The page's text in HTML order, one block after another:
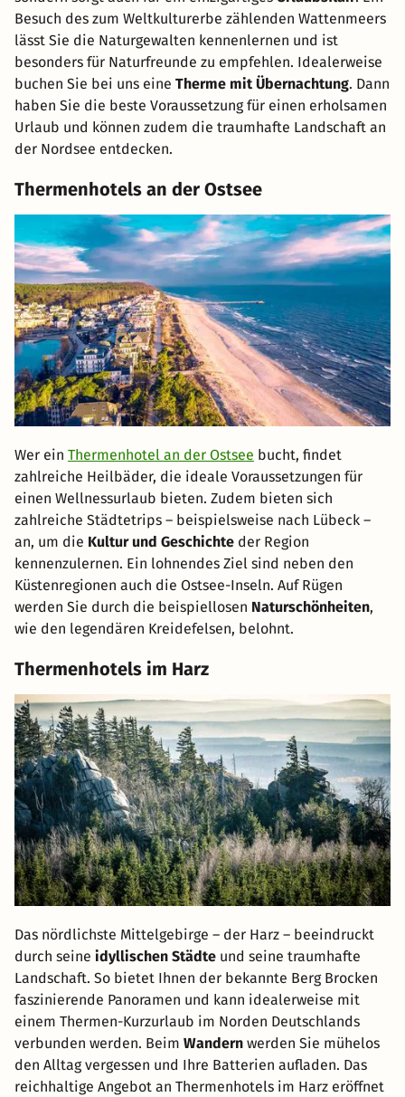
Besuch des zum Weltkulturerbe zählenden Wattenmeers
lässt Sie die Naturgewalten kennenlernen und ist
besonders für Naturfreunde zu empfehlen. Idealerweise
buchen Sie bei uns eine Therme mit Übernachtung. Dann
haben Sie die beste Voraussetzung für einen erholsamen
Urlaub und können zudem die traumhafte Landschaft an
der Nordsee entdecken.
Thermenhotels an der Ostsee
Wer ein Thermenhotel an der Ostsee bucht, findet
zahlreiche Heilbäder, die ideale Voraussetzungen für
einen Wellnessurlaub bieten. Zudem bieten sich
zahlreiche Städtetrips – beispielsweise nach Lübeck –
an, um die Kultur und Geschichte der Region
kennenzulernen. Ein lohnendes Ziel sind neben den
Küstenregionen auch die Ostsee-Inseln. Auf Rügen
werden Sie durch die beispiellosen Naturschönheiten,
wie den legendären Kreidefelsen, belohnt.
Thermenhotels im Harz
Das nördlichste Mittelgebirge – der Harz – beeindruckt
durch seine idyllischen Städte und seine traumhafte
Landschaft. So bietet Ihnen der bekannte Berg Brocken
faszinierende Panoramen und kann idealerweise mit
einem Thermen-Kurzurlaub im Norden Deutschlands
verbunden werden. Beim Wandern werden Sie mühelos
den Alltag vergessen und Ihre Batterien aufladen. Das
reichhaltige Angebot an Thermenhotels im Harz eröffnet